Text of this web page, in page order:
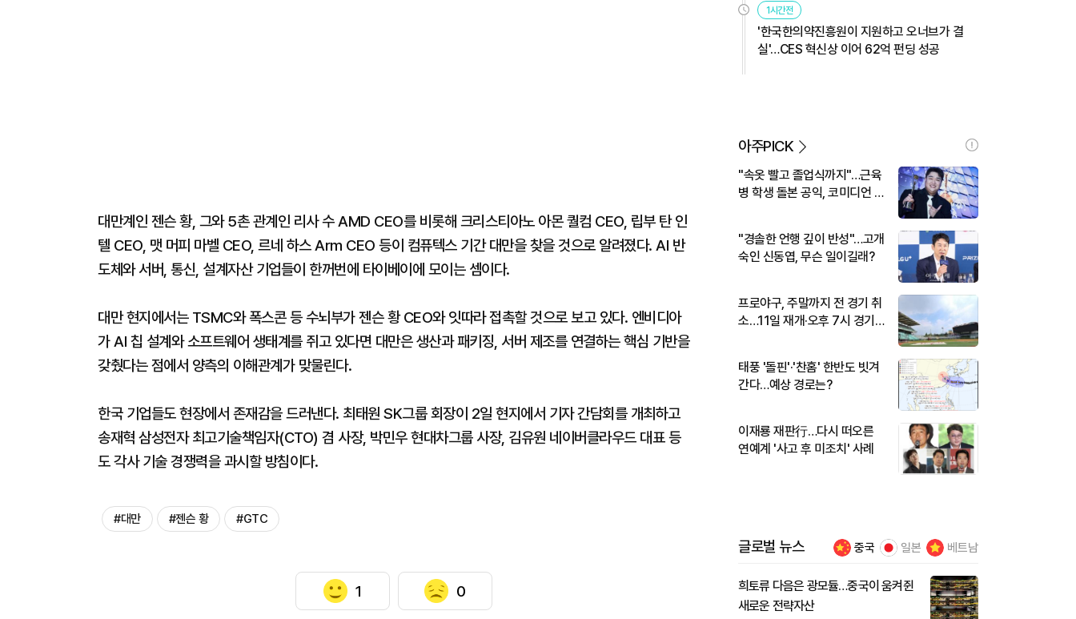
대만계인 젠슨 황, 그와 5촌 관계인 리사 수 AMD CEO를 비롯해 크리스티아노 아몬 퀄컴 CEO, 립부 탄 인
텔 CEO, 맷 머피 마벨 CEO, 르네 하스 Arm CEO 등이 컴퓨텍스 기간 대만을 찾을 것으로 알려졌다. AI 반
도체와 서버, 통신, 설계자산 기업들이 한꺼번에 타이베이에 모이는 셈이다.
대만 현지에서는 TSMC와 폭스콘 등 수뇌부가 젠슨 황 CEO와 잇따라 접촉할 것으로 보고 있다. 엔비디아
가 AI 칩 설계와 소프트웨어 생태계를 쥐고 있다면 대만은 생산과 패키징, 서버 제조를 연결하는 핵심 기반을
갖췄다는 점에서 양측의 이해관계가 맞물린다.
한국 기업들도 현장에서 존재감을 드러낸다. 최태원 SK그룹 회장이 2일 현지에서 기자 간담회를 개최하고
송재혁 삼성전자 최고기술책임자(CTO) 겸 사장, 박민우 현대차그룹 사장, 김유원 네이버클라우드 대표 등
도 각사 기술 경쟁력을 과시할 방침이다.
#대만 #젠슨 황 #GTC
1 0
1시간전
'한국한의약진흥원이 지원하고 오너브가 결
실'…CES 혁신상 이어 62억 펀딩 성공
아주PICK
"속옷 빨고 졸업식까지"…근육
병 학생 돌본 공익, 코미디언 김
"경솔한 언행 깊이 반성"…고개
숙인 신동엽, 무슨 일이길래?
프로야구, 주말까지 전 경기 취
소…11일 재개·오후 7시 경기
태풍 '돌핀'·'찬홈' 한반도 빗겨
간다…예상 경로는?
이재룡 재판行…다시 떠오른
연예계 '사고 후 미조치' 사례
글로벌 뉴스 중국 일본 베트남
희토류 다음은 광모듈…중국이 움켜쥔
새로운 전략자산